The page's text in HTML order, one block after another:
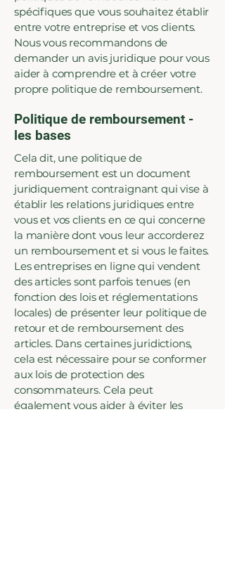
spécifiques que vous souhaitez établir
entre votre entreprise et vos clients.
Nous vous recommandons de
demander un avis juridique pour vous
aider à comprendre et à créer votre
propre politique de remboursement.
Politique de remboursement -
les bases
Cela dit, une politique de
remboursement est un document
juridiquement contraignant qui vise à
établir les relations juridiques entre
vous et vos clients en ce qui concerne
la manière dont vous leur accorderez
un remboursement et si vous le faites.
Les entreprises en ligne qui vendent
des articles sont parfois tenues (en
fonction des lois et réglementations
locales) de présenter leur politique de
retour et de remboursement des
articles. Dans certaines juridictions,
cela est nécessaire pour se conformer
aux lois de protection des
consommateurs. Cela peut
également vous aider à éviter les